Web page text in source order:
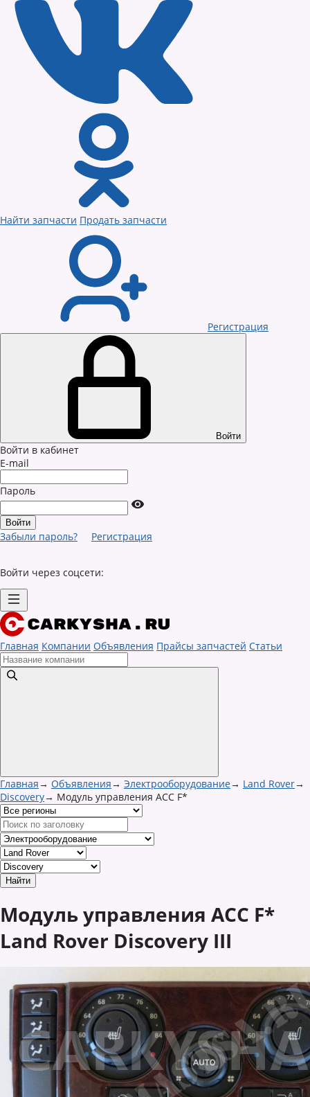
Найти запчасти Продать запчасти
Регистрация
Войти
Войти в кабинет
E-mail
Пароль
Забыли пароль? Регистрация
Войти через соцсети:
Главная Компании Объявления Прайсы запчастей Статьи
Главная→ Объявления→ Электрооборудование→ Land Rover→
Discovery→ Модуль управления ACC F*
Модуль управления ACC F*
Land Rover Discovery III